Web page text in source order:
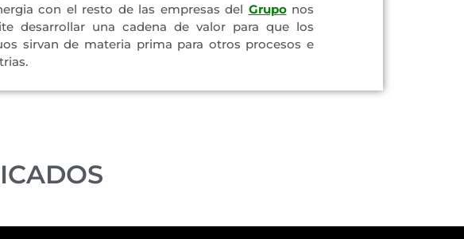
con el resto de las empresas del Gruponos
desarrollar una cadena de valor para que los
sirvan de materia prima para otros procesos e